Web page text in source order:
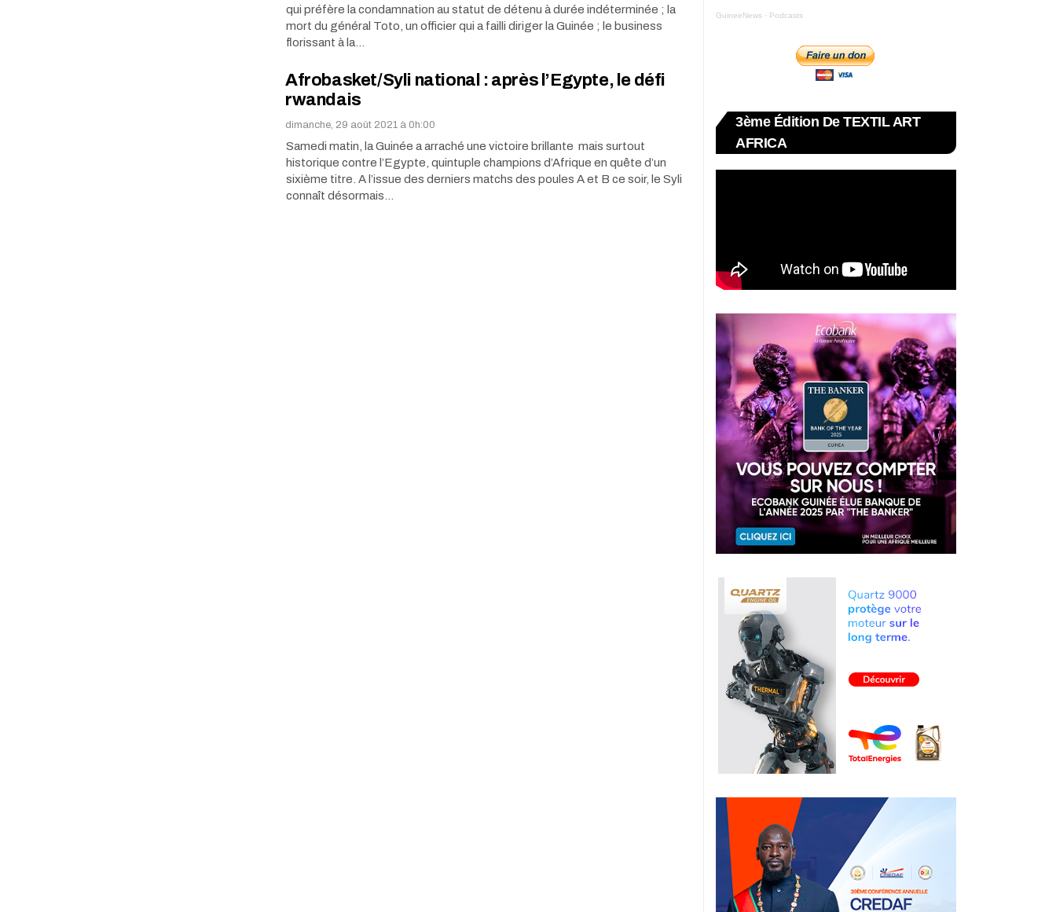
qui préfère la condamnation au statut de détenu à durée indéterminée ; la
mort du général Toto, un officier qui a failli diriger la Guinée ; le business
florissant à la…
Afrobasket/Syli national : après l’Egypte, le défi
rwandais
dimanche, 29 août 2021 à 0h:00
Samedi matin, la Guinée a arraché une victoire brillante mais surtout
historique contre l’Egypte, quintuple champions d’Afrique en quête d’un
sixième titre. A l’issue des derniers matchs des poules A et B ce soir, le Syli
connaît désormais…
GuineeNews · Podcasts
3ème Édition De TEXTIL ART
AFRICA